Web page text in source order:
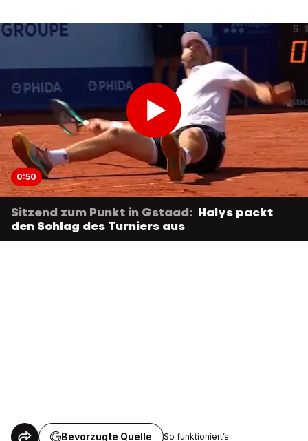
0:50
Sitzend zum Punkt in Gstaad: Halys packt
den Schlag des Turniers aus
Bevorzugte Quelle So funktioniert’s